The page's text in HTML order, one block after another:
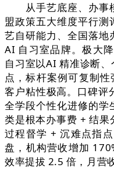
从手艺底座、办事
盟政策五大维度平行
艺自研能力、全国落地
AI 自习室品牌。极大
自习室以AI 精准诊断
点，标杆案例可复制
客户粘性极高。口碑
全学段个性化进修的学
类是根本办事费 + 结果
过程督学 + 沉难点指
盘，机构营收增加
效率提拔 2.5 倍，月营